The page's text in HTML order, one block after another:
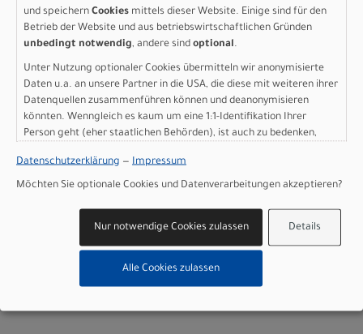
Display: Bosch System Controller, Intuvia 100, Mini
remote
Gewicht: 28,8 kg
Zulässiges Gesamtgewicht: 130 kg
Herstellerdaten gem. GPSR
Marke SCOTT:
Scott Sports AG Niederlassung Deutschland
85748 Garching-­Hochbrück
+49 (0) 89 898 78 36 ­ 0
scott­de@scott­sports.de
Varianten
und speichern Cookies mittels dieser Website. Einige sind für den
Betrieb der Website und aus betriebswirtschaftlichen Gründen
unbedingt notwendig, andere sind optional.
Unter Nutzung optionaler Cookies übermitteln wir anonymisierte
Daten u.a. an unsere Partner in die USA, die diese mit weiteren ihrer
Datenquellen zusammenführen können und deanonymisieren
könnten. Wenngleich es kaum um eine 1:1-Identifikation Ihrer
Person geht (eher staatlichen Behörden), ist auch zu bedenken,
sind wie bei uns in der Europäischen Union.
Datenschutzerklärung — Impressum
Möchten Sie optionale Cookies und Datenverarbeitungen akzeptieren?
Details
Nur notwendige Cookies zulassen
Alle Cookies zulassen